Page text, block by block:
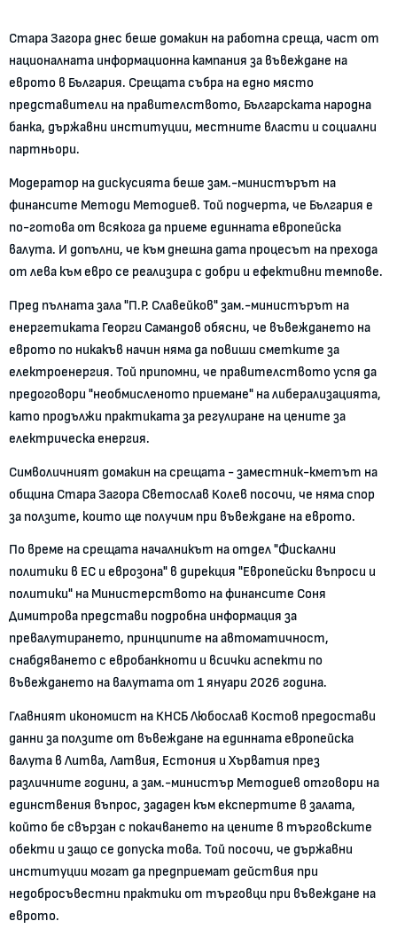
Стара Загора днес беше домакин на работна среща, част от
националната информационна кампания за въвеждане на
еврото в България. Срещата събра на едно място
представители на правителството, Българската народна
банка, държавни институции, местните власти и социални
партньори.
Модератор на дискусията беше зам.-министърът на
финансите Методи Методиев. Той подчерта, че България е
по-готова от всякога да приеме единната европейска
валута. И допълни, че към днешна дата процесът на прехода
от лева към евро се реализира с добри и ефективни темпове.
Пред пълната зала "П.Р. Славейков" зам.-министърът на
енергетиката Георги Самандов обясни, че въвеждането на
еврото по никакъв начин няма да повиши сметките за
електроенергия. Той припомни, че правителството успя да
предоговори "необмисленото приемане" на либерализацията,
като продължи практиката за регулиране на цените за
електрическа енергия.
Символичният домакин на срещата - заместник-кметът на
община Стара Загора Светослав Колев посочи, че няма спор
за ползите, които ще получим при въвеждане на еврото.
По време на срещата началникът на отдел "Фискални
политики в ЕС и еврозона" в дирекция "Европейски въпроси и
политики" на Министерството на финансите Соня
Димитрова представи подробна информация за
превалутирането, принципите на автоматичност,
снабдяването с евробанкноти и всички аспекти по
въвеждането на валутата от 1 януари 2026 година.
Главният икономист на КНСБ Любослав Костов предостави
данни за ползите от въвеждане на единната европейска
валута в Литва, Латвия, Естония и Хърватия през
различните години, а зам.-министър Методиев отговори на
единствения въпрос, зададен към експертите в залата,
който бе свързан с покачването на цените в търговските
обекти и защо се допуска това. Той посочи, че държавни
институции могат да предприемат действия при
недобросъвестни практики от търговци при въвеждане на
еврото.